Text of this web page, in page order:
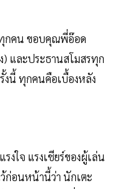
กคน ขอบคุณพี่อ๊อด
และประธานสโมสรทุก
งนี้ ทุกคนคือเบื้องหลัง
ใจ แรงเชียร์ของผู้เล่น
ก่อนหน้านี้ว่า นักเตะ